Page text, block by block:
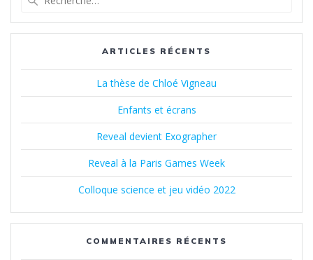
:
ARTICLES RÉCENTS
La thèse de Chloé Vigneau
Enfants et écrans
Reveal devient Exographer
Reveal à la Paris Games Week
Colloque science et jeu vidéo 2022
COMMENTAIRES RÉCENTS